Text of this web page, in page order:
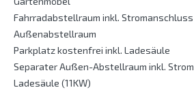
Fahrradabstellraum inkl. Stromanschluss
Außenabstellraum
Parkplatz kostenfrei inkl. Ladesäule
Separater Außen-Abstellraum inkl. Strom
Ladesäule (11KW)